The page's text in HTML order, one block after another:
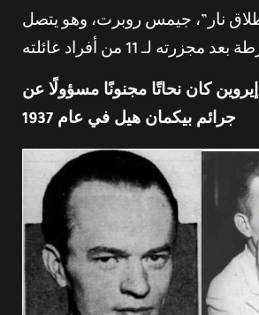
نار”، جيمس روبرت، وهو يتصل
مجزرته لـ 11 من أفراد عائلته
كان نحاتًا مجنونًا مسؤولًا عن
جرائم بيكمان هيل في عام 1937